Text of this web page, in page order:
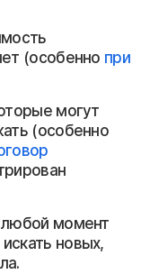
(особенно при
могут
(особенно
момент
новых,